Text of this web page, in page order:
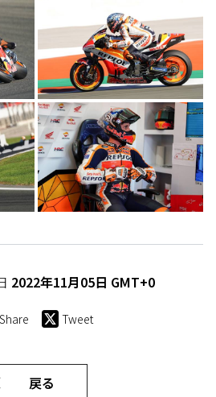
2022年11月05日 GMT+0
Share Tweet
戻る